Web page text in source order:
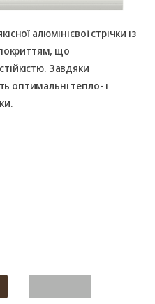
алюмінієвої стрічки із
що
Завдяки
оптимальні тепло- і